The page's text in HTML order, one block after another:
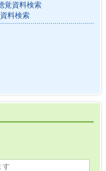
覚資料検索
料検索